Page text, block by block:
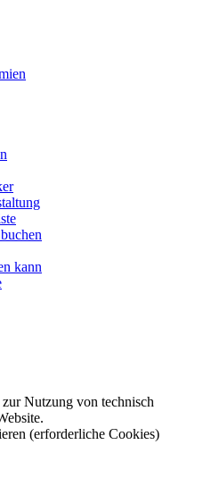
kann
Nutzung von technisch
(erforderliche Cookies)